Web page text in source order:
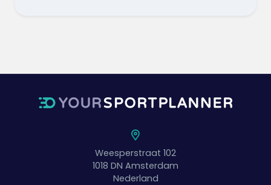
Weesperstraat 102
1018 DN Amsterdam
Nederland